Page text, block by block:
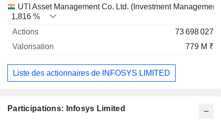
UTI Asset Management Co. Ltd. (Investment Management)
1,816 %
73 698 027
779 M ₹
Liste des actionnaires de INFOSYS LIMITED
Participations: Infosys Limited